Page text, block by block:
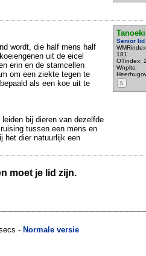
Senior lid
181
OTindex:
Wnplts:
S
wordt, die half mens half
uit de eicel
erin en de stamcellen
om een ziekte tegen te
als een koe uit te
bij dieren van dezelfde
tussen een mens en
het dier natuurlijk een
moet je lid zijn.
- Normale versie